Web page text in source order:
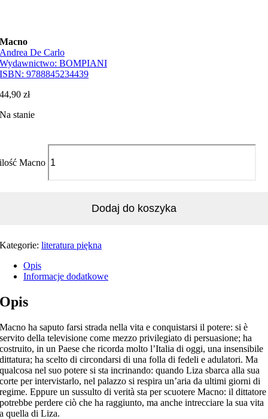
Macno
Andrea De Carlo
Wydawnictwo:BOMPIANI
ISBN:9788845234439
44,90zł
Na stanie
ilość Macno
Dodaj do koszyka
Kategorie:literatura piękna
Opis
Informacje dodatkowe
Opis
Macno ha saputo farsi strada nella vita e conquistarsi il potere: si è
servito della televisione come mezzo privilegiato di persuasione; ha
costruito, in un Paese che ricorda molto l’Italia di oggi, una insensibile
dittatura; ha scelto di circondarsi di una folla di fedeli e adulatori. Ma
qualcosa nel suo potere si sta incrinando: quando Liza sbarca alla sua
corte per intervistarlo, nel palazzo si respira un’aria da ultimi giorni di
regime. Eppure un sussulto di verità sta per scuotere Macno: il dittatore
potrebbe perdere ciò che ha raggiunto, ma anche intrecciare la sua vita
a quella di Liza.